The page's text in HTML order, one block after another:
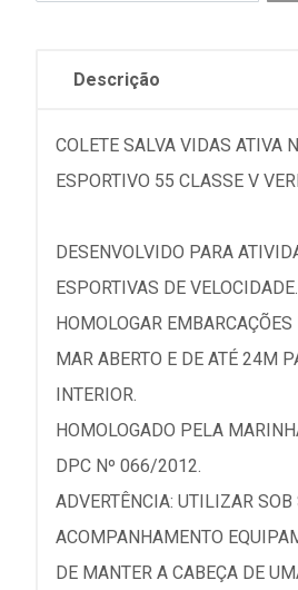
Descrição
COLETE SALVA VIDAS ATIVA
ESPORTIVO 55 CLASSE V
DESENVOLVIDO PARA
ESPORTIVAS DE
HOMOLOGAR
MAR ABERTO E DE ATÉ 24M
INTERIOR.
HOMOLOGADO PELA
DPC Nº 066/2012.
ADVERTÊNCIA: UTILIZAR SOB
ACOMPANHAMENTO
DE MANTER A CABEÇA DE